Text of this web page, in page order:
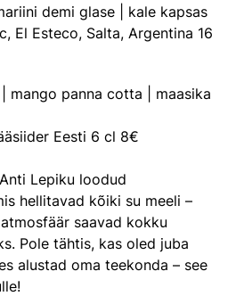
demi glase | kale kapsas
El Esteco, Salta, Argentina 16
mango panna cotta | maasika
Eesti 6 cl 8€
Lepiku loodud
hellitavad kõiki su meeli –
saavad kokku
Pole tähtis, kas oled juba
alustad oma teekonda – see